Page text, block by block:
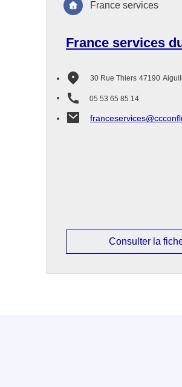
France services
30 Rue Thiers 47190
05 53 65 85 14
France services
Consulter la